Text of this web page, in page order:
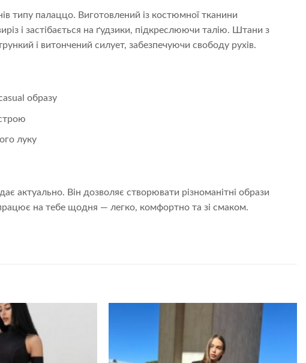
типу палаццо. Виготовлений із костюмної тканини
і застібається на ґудзики, підкреслюючи талію. Штани з
і витончений силует, забезпечуючи свободу рухів.
образу
луку
актуально. Він дозволяє створювати різноманітні образи
на тебе щодня — легко, комфортно та зі смаком.